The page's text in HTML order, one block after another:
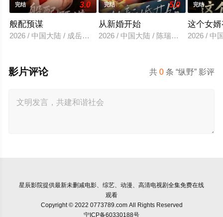
完结 3.0
般配预谋
2026 / 中国大陆 / 成岳＆刘蔓莉
完结 5.0
从新婚开始
2026 / 中国大陆 / 陈瑞丰＆郑晨雨
完结
这个女
2026 / 中
共0 条 “纵野” 影评
影片评论
星辰影院提供最新未删减电影、综艺、动漫、高清电视剧全集免费在线
观看
Copyright © 2022 0773789.com All Rights Reserved
宁ICP备60330188号